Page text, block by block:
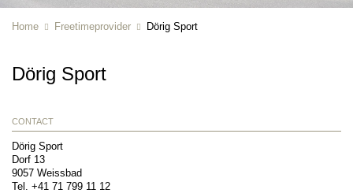
Home Freetimeprovider Dörig Sport
Dörig Sport
CONTACT
Dörig Sport
Dorf 13
9057 Weissbad
Tel. +41 71 799 11 12